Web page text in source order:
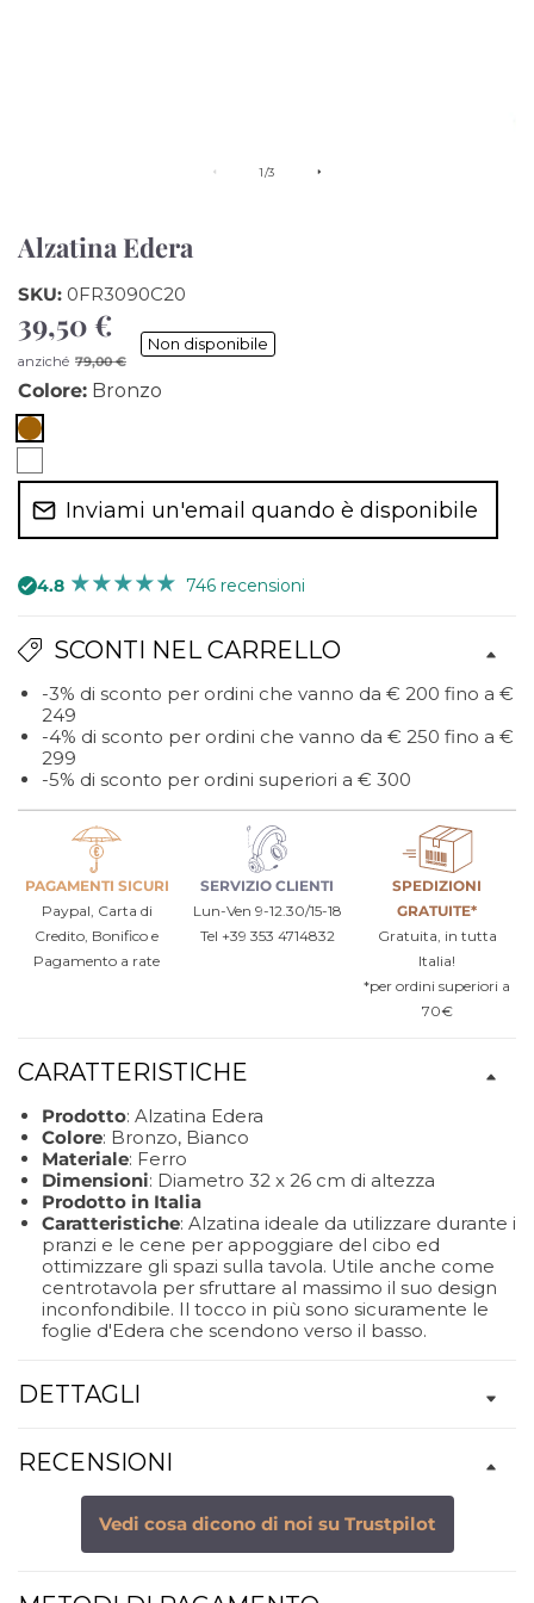
1/di
3
Alzatina Edera
SKU: 0FR3090C20
Prezzo
di
vendita
39,50 €
Prezzo
di
listino
anziché 79,00 €
Non disponibile
Colore: Bronzo
Bronzo
Bianco
Inviami un'email quando è disponibile
4.8 746 recensioni
SCONTI NEL CARRELLO
-3% di sconto per ordini che vanno da € 200 fino a €
249
-4% di sconto per ordini che vanno da € 250 fino a €
299
-5% di sconto per ordini superiori a € 300
PAGAMENTI SICURI
Paypal, Carta di
Credito, Bonifico e
Pagamento a rate
SERVIZIO CLIENTI
Lun-Ven 9-12.30/15-18
Tel +39 353 4714832
SPEDIZIONI
GRATUITE*
Gratuita, in tutta
Italia!
*per ordini superiori a
70€
CARATTERISTICHE
Prodotto: Alzatina Edera
Colore: Bronzo, Bianco
Materiale: Ferro
Dimensioni: Diametro 32 x 26 cm di altezza
Prodotto in Italia
Caratteristiche: Alzatina ideale da utilizzare durante i
pranzi e le cene per appoggiare del cibo ed
ottimizzare gli spazi sulla tavola. Utile anche come
centrotavola per sfruttare al massimo il suo design
inconfondibile. Il tocco in più sono sicuramente le
foglie d'Edera che scendono verso il basso.
DETTAGLI
RECENSIONI
Vedi cosa dicono di noi su Trustpilot